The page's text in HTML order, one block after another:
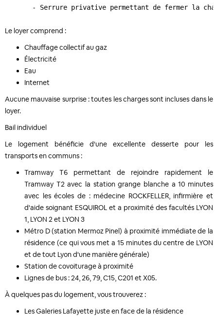
- Serrure privative permettant de fermer la
Le loyer comprend :
Chauffage collectif au gaz
Électricité
Eau
Internet
Aucune mauvaise surprise : toutes les charges sont incluses dans le
loyer.
Bail individuel
Le logement bénéficie d'une excellente desserte pour les
transports en communs :
Tramway T6 permettant de rejoindre rapidement le
Tramway T2 avec la station grange blanche a 10 minutes
avec les écoles de : médecine ROCKFELLER, infirmière et
d'aide soignant ESQUIROL et a proximité des facultés LYON
1, LYON 2 et LYON 3
Métro D (station Mermoz Pinel) à proximité immédiate de la
résidence (ce qui vous met a 15 minutes du centre de LYON
et de tout Lyon d'une manière générale)
Station de covoiturage à proximité
Lignes de bus : 24, 26, 79, C15, C201 et X05.
À quelques pas du logement, vous trouverez :
Les Galeries Lafayette juste en face de la résidence